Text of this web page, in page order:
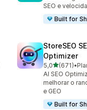
SEO e
Built for
StoreSEO
Optimizer
5,0de 5(671)
671 •
AI SEO
melhorar o
e GEO
Built for